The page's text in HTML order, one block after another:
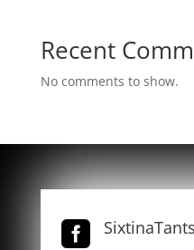
Recent
No comments to show.
